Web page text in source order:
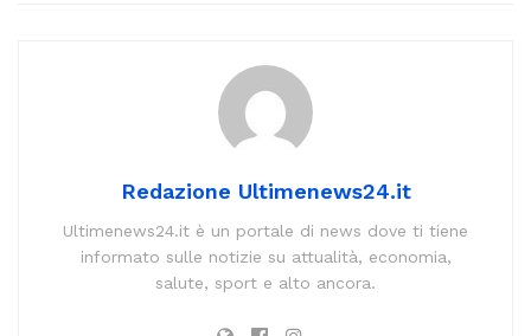
Redazione Ultimenews24.it
Ultimenews24.it è un portale di news dove ti tiene
informato sulle notizie su attualità, economia,
salute, sport e alto ancora.